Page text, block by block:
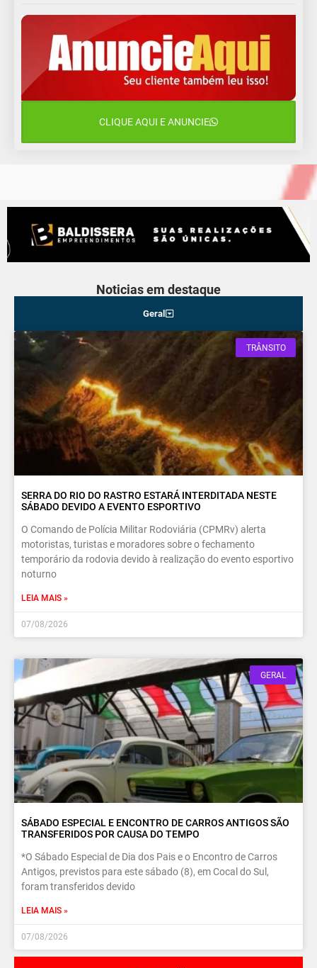
Terça-Feira 12°C 11°C
12 de agosto
Quarta-Feira
Quinta-Feira
CLIQUE AQUI E ANUNCIE
Noticias em destaque
Geral
TRÂNSITO
SERRA DO RIO DO RASTRO ESTARÁ INTERDITADA NESTE
SÁBADO DEVIDO A EVENTO ESPORTIVO
O Comando de Polícia Militar Rodoviária (CPMRv) alerta
motoristas, turistas e moradores sobre o fechamento
temporário da rodovia devido à realização do evento esportivo
noturno
LEIA MAIS »
07/08/2026
GERAL
SÁBADO ESPECIAL E ENCONTRO DE CARROS ANTIGOS SÃO
TRANSFERIDOS POR CAUSA DO TEMPO
*O Sábado Especial de Dia dos Pais e o Encontro de Carros
Antigos, previstos para este sábado (8), em Cocal do Sul,
foram transferidos devido
LEIA MAIS »
07/08/2026